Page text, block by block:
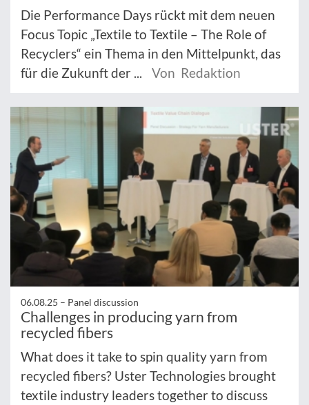
Die Performance Days rückt mit dem neuen
Focus Topic „Textile to Textile – The Role of
Recyclers“ ein Thema in den Mittelpunkt, das
für die Zukunft der ...
Von Redaktion
06.08.25 – Panel discussion
Challenges in producing yarn from
recycled fibers
What does it take to spin quality yarn from
recycled fibers? Uster Technologies brought
textile industry leaders together to discuss